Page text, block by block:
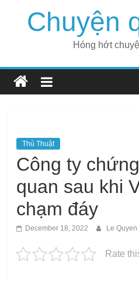
Chuyện
Hóng hớt
Thủ Thuật
Công ty
quan sau khi
chạm đáy
December 18, 2022 Le Quyen
Rate